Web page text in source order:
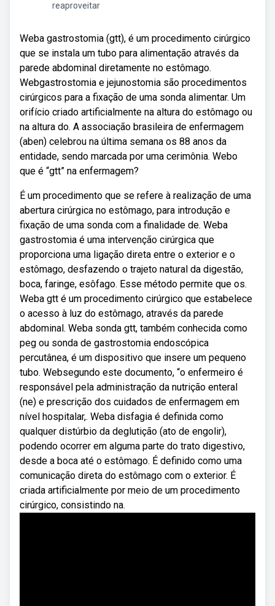
reaproveitar
Weba gastrostomia (gtt), é um procedimento cirúrgico
que se instala um tubo para alimentação através da
parede abdominal diretamente no estômago.
Webgastrostomia e jejunostomia são procedimentos
cirúrgicos para a fixação de uma sonda alimentar. Um
orifício criado artificialmente na altura do estômago ou
na altura do. A associação brasileira de enfermagem
(aben) celebrou na última semana os 88 anos da
entidade, sendo marcada por uma cerimônia. Webo
que é “gtt” na enfermagem?
É um procedimento que se refere à realização de uma
abertura cirúrgica no estômago, para introdução e
fixação de uma sonda com a finalidade de. Weba
gastrostomia é uma intervenção cirúrgica que
proporciona uma ligação direta entre o exterior e o
estômago, desfazendo o trajeto natural da digestão,
boca, faringe, esôfago. Esse método permite que os.
Weba gtt é um procedimento cirúrgico que estabelece
o acesso à luz do estômago, através da parede
abdominal. Weba sonda gtt, também conhecida como
peg ou sonda de gastrostomia endoscópica
percutânea, é um dispositivo que insere um pequeno
tubo. Websegundo este documento, “o enfermeiro é
responsável pela administração da nutrição enteral
(ne) e prescrição dos cuidados de enfermagem em
nível hospitalar,. Weba disfagia é definida como
qualquer distúrbio da deglutição (ato de engolir),
podendo ocorrer em alguma parte do trato digestivo,
desde a boca até o estômago. É definido como uma
comunicação direta do estômago com o exterior. É
criada artificialmente por meio de um procedimento
cirúrgico, consistindo na.